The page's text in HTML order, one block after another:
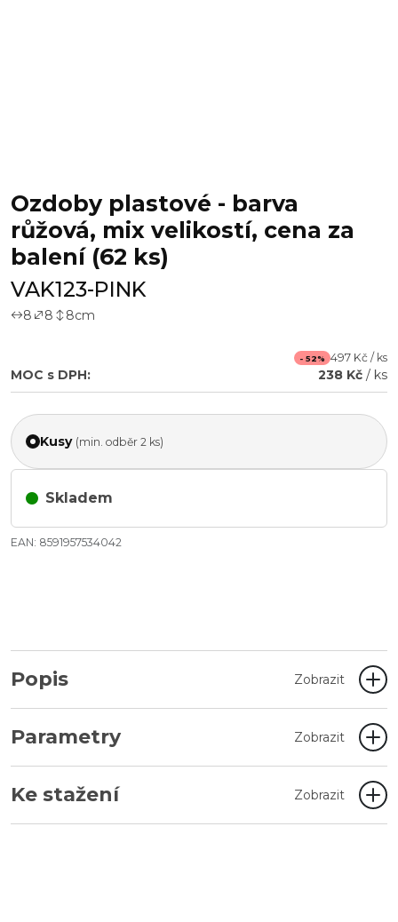
Ozdoby plastové - barva
růžová, mix velikostí, cena za
balení (62 ks)
VAK123-PINK
8 8 8cm
- 52% 497 Kč / ks
MOC s DPH: 238 Kč / ks
Kusy (min. odběr 2 ks)
Skladem
EAN: 8591957534042
Popis Zobrazit
Parametry Zobrazit
Ke stažení Zobrazit